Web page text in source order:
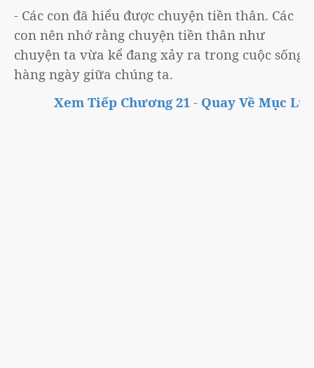
- Các con đã hiểu được chuyện tiền thân. Các
con nên nhớ rằng chuyện tiền thân như
chuyện ta vừa kể đang xảy ra trong cuộc sống
hàng ngày giữa chúng ta.
Xem Tiếp Chương 21 - Quay Về Mục Lục